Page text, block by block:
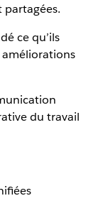
ce qu’ils
améliorations
du travail